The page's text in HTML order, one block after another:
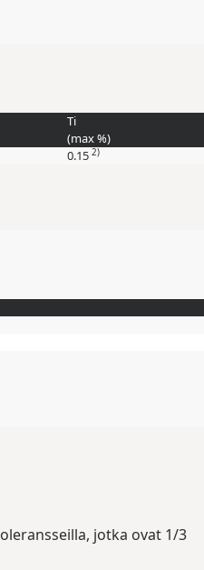
Ti
(max%)
0.15 2)
jotka ovat 1/3